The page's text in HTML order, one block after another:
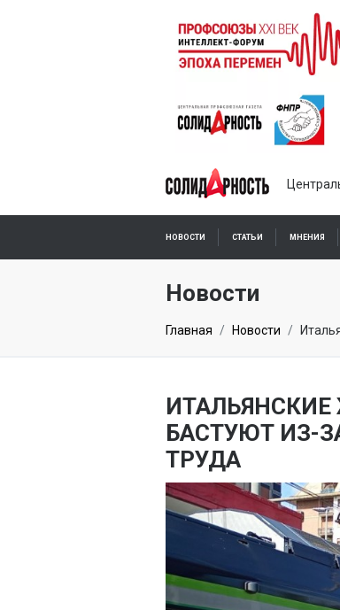
НОВОСТИ СТАТЬИ МНЕНИЯ
ПОДПИСКА ОНЛАЙН
Новости
Главная Новости
БАСТУЮТ ИЗ-
ТРУДА